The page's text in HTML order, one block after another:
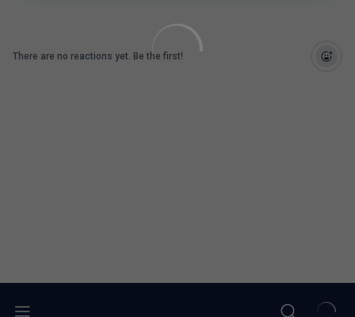
There are no reactions yet. Be the first!